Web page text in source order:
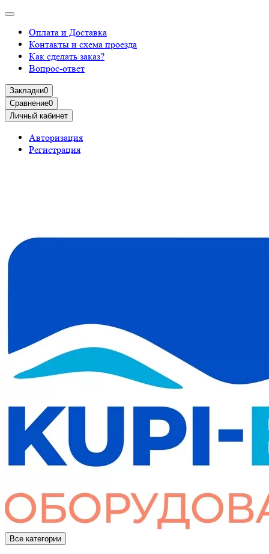
Оплата и Доставка
Контакты и схема проезда
Как сделать заказ?
Вопрос-ответ
Закладки0
Сравнение0
Личный кабинет
Авторизация
Регистрация
Все категории